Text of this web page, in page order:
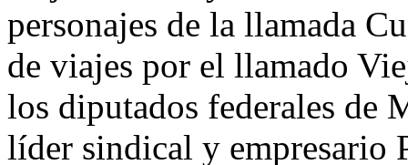
personajes de la llamada
de viajes por el llamado
los diputados federales de
líder sindical y empresario